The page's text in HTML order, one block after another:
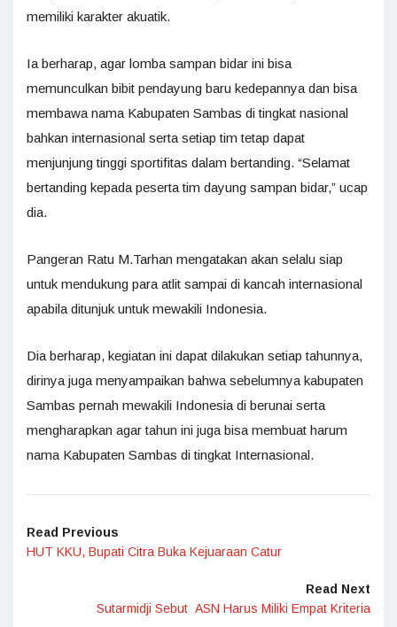
memiliki karakter akuatik.
Ia berharap, agar lomba sampan bidar ini bisa
memunculkan bibit pendayung baru kedepannya dan bisa
membawa nama Kabupaten Sambas di tingkat nasional
bahkan internasional serta setiap tim tetap dapat
menjunjung tinggi sportifitas dalam bertanding. “Selamat
bertanding kepada peserta tim dayung sampan bidar,” ucap
dia.
Pangeran Ratu M.Tarhan mengatakan akan selalu siap
untuk mendukung para atlit sampai di kancah internasional
apabila ditunjuk untuk mewakili Indonesia.
Dia berharap, kegiatan ini dapat dilakukan setiap tahunnya,
dirinya juga menyampaikan bahwa sebelumnya kabupaten
Sambas pernah mewakili Indonesia di berunai serta
mengharapkan agar tahun ini juga bisa membuat harum
nama Kabupaten Sambas di tingkat Internasional.
Read Previous
HUT KKU, Bupati Citra Buka Kejuaraan Catur
Read Next
Sutarmidji Sebut ASN Harus Miliki Empat Kriteria